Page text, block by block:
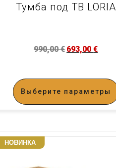
Тумба под ТВ LORIA
990,00€693,00€
Выберите параметры
НОВИНКА